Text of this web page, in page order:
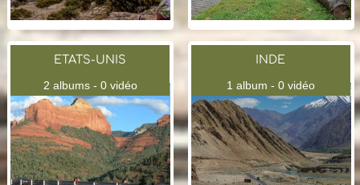
ETATS-UNIS
2 albums - 0 vidéo
INDE
1 album - 0 vidéo